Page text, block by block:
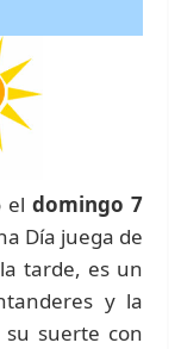
eldomingo 7
Día juega de
tarde, es un
y la
suerte con